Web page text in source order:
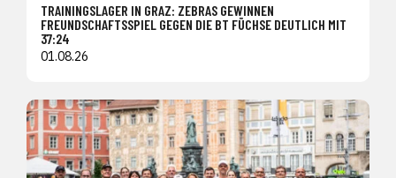
TRAININGSLAGER IN GRAZ: ZEBRAS GEWINNEN
FREUNDSCHAFTSSPIEL GEGEN DIE BT FÜCHSE DEUTLICH MIT
37:24
01.08.26